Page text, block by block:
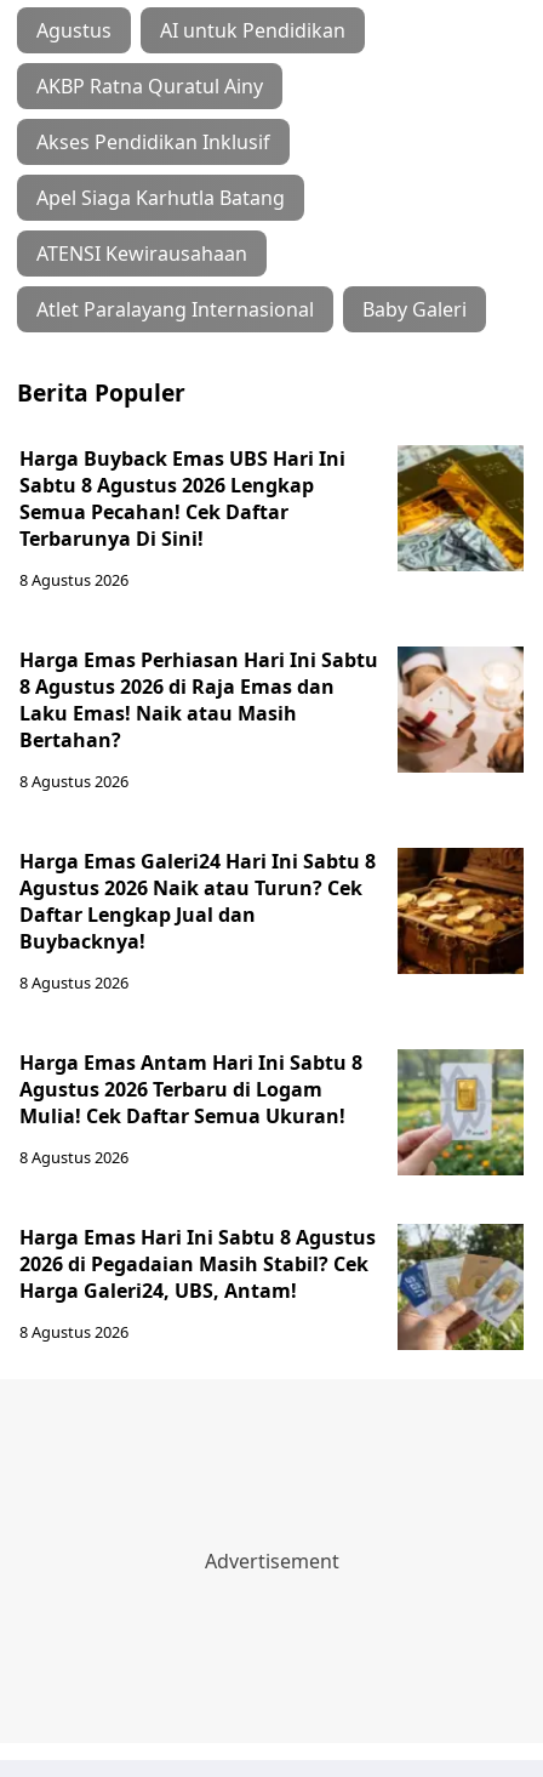
Agustus AI untuk Pendidikan
AKBP Ratna Quratul Ainy
Akses Pendidikan Inklusif
Apel Siaga Karhutla Batang
ATENSI Kewirausahaan
Atlet Paralayang Internasional Baby Galeri
Berita Populer
Harga Buyback Emas UBS Hari Ini
Sabtu 8 Agustus 2026 Lengkap
Semua Pecahan! Cek Daftar
Terbarunya Di Sini!
8 Agustus 2026
Harga Emas Perhiasan Hari Ini Sabtu
8 Agustus 2026 di Raja Emas dan
Laku Emas! Naik atau Masih
Bertahan?
8 Agustus 2026
Harga Emas Galeri24 Hari Ini Sabtu 8
Agustus 2026 Naik atau Turun? Cek
Daftar Lengkap Jual dan
Buybacknya!
8 Agustus 2026
Harga Emas Antam Hari Ini Sabtu 8
Agustus 2026 Terbaru di Logam
Mulia! Cek Daftar Semua Ukuran!
8 Agustus 2026
Harga Emas Hari Ini Sabtu 8 Agustus
2026 di Pegadaian Masih Stabil? Cek
Harga Galeri24, UBS, Antam!
8 Agustus 2026